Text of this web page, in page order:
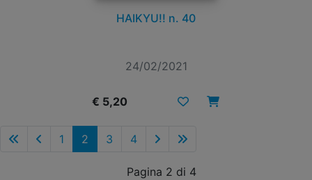
HAIKYU!! n. 40
24/02/2021
€ 5,20
1 2 3 4
Pagina 2 di 4